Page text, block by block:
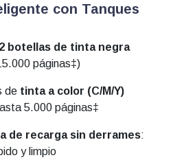
con Tanques
2 botellas de tinta negra
páginas‡)
de tinta a color (C/M/Y)
5.000 páginas‡
de recarga sin derrames:
y limpio